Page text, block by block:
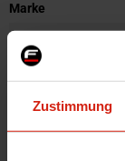
Zustimmung
Marke
Herstellercode
Farbe